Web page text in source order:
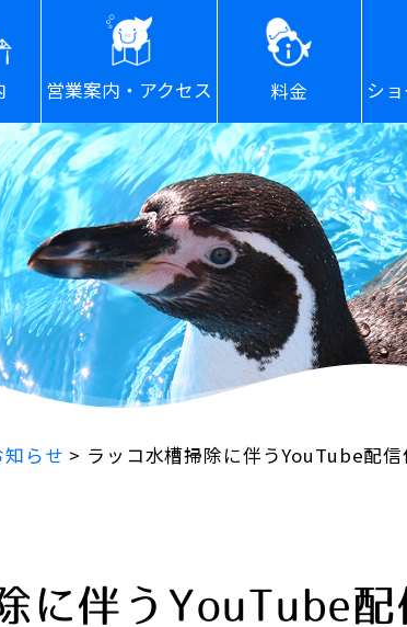
営業案内・アクセス 料金 シ
知らせ > ラッコ水槽掃除に伴うYouTube配
に伴うYouTube配